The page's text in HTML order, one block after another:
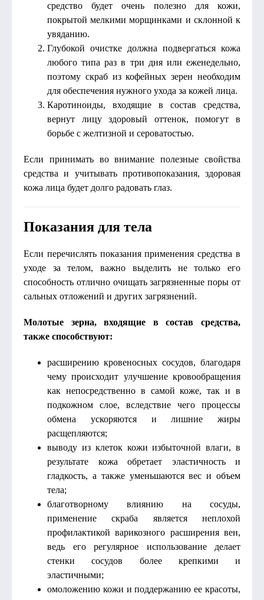
средство будет очень полезно для кожи,
покрытой мелкими морщинками и склонной к
увяданию.
Глубокой очистке должна подвергаться кожа
любого типа раз в три дня или еженедельно,
поэтому скраб из кофейных зерен необходим
для обеспечения нужного ухода за кожей лица.
Каротиноиды, входящие в состав средства,
вернут лицу здоровый оттенок, помогут в
борьбе с желтизной и сероватостью.
Если принимать во внимание полезные свойства
средства и учитывать противопоказания, здоровая
кожа лица будет долго радовать глаз.
Показания для тела
Если перечислять показания применения средства в
уходе за телом, важно выделить не только его
способность отлично очищать загрязненные поры от
сальных отложений и других загрязнений.
Молотые зерна, входящие в состав средства,
также способствуют:
расширению кровеносных сосудов, благодаря
чему происходит улучшение кровообращения
как непосредственно в самой коже, так и в
подкожном слое, вследствие чего процессы
обмена ускоряются и лишние жиры
расщепляются;
выводу из клеток кожи избыточной влаги, в
результате кожа обретает эластичность и
гладкость, а также уменьшаются вес и объем
тела;
благотворному влиянию на сосуды,
применение скраба является неплохой
профилактикой варикозного расширения вен,
ведь его регулярное использование делает
стенки сосудов более крепкими и
эластичными;
омоложению кожи и поддержанию ее красоты,